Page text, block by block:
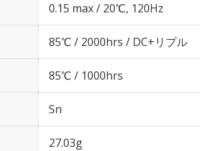
0.15 max / 20℃, 120Hz
85℃ / 2000hrs / DC+リプル
85℃ / 1000hrs
Sn
27.03g